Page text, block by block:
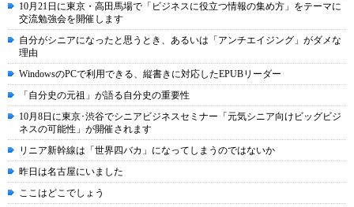
10月21日に東京・高田馬場で「ビジネスに役立つ情報の集め方」をテーマに
交流勉強会を開催します
自分がシニアになったと思うとき、あるいは「アンチエイジング」がダメな
理由
WindowsのPCで利用できる、縦書きに対応したEPUBリーダー
「自分史の元祖」が語る自分史の重要性
10月8日に東京･渋谷でシニアビジネスセミナー「元気シニア向けビッグビジ
ネスの可能性」が開催されます
リニア新幹線は「世界四バカ」になってしまうのではないか
昨日は名古屋にいました
ここはどこでしょう